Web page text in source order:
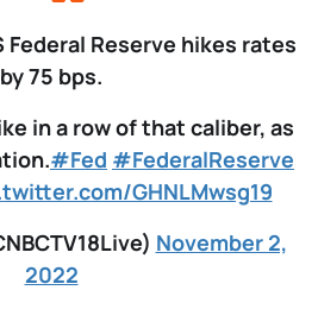
Federal Reserve hikes rates
by 75 bps.
in a row of that caliber, as
#Fed #FederalReserve
GHNLMwsg19
November 2,
2022